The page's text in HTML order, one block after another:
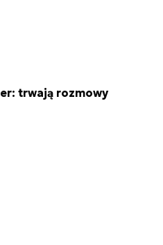
trwają rozmowy